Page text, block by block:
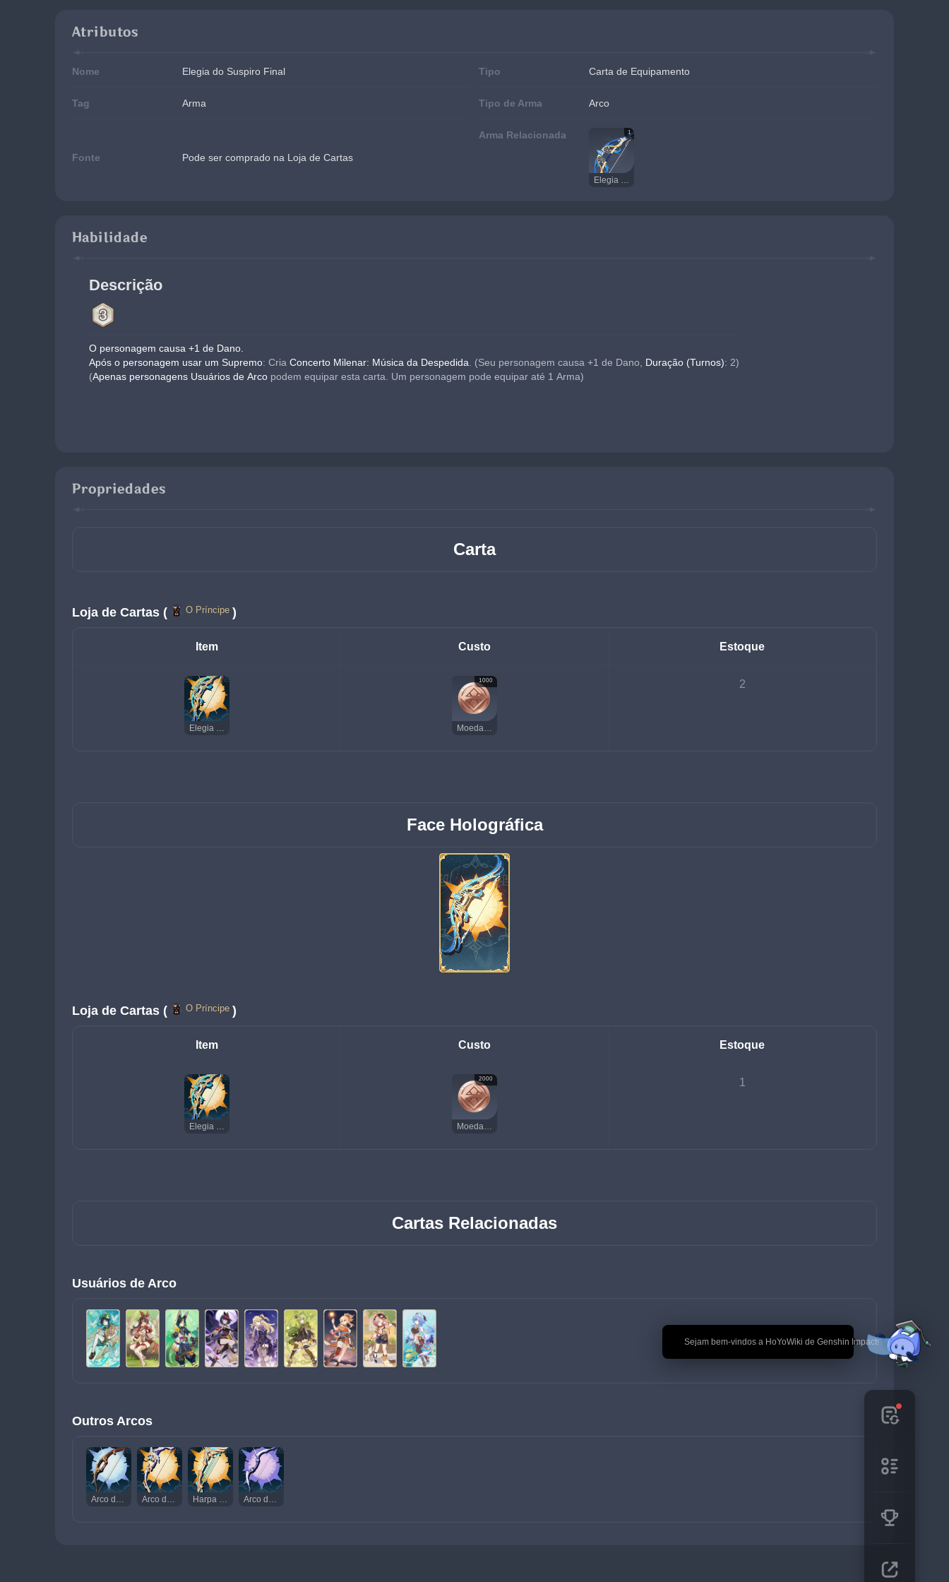
🎉 Sejam bem-vindos a HoYoWiki de Genshin Impact!
Atributos
Nome Elegia do Suspiro Final Tipo Carta de Equipamento
Tag Arma Tipo de Arma Arco
Fonte Pode ser comprado na Loja de Cartas
Arma Relacionada 1
Elegia do Suspiro Final
Habilidade
Descrição
O personagem causa +1 de Dano.
Após o personagem usar um Supremo: Cria Concerto Milenar: Música da Despedida . (Seu personagem causa +1 de Dano, Duração (Turnos): 2)
(Apenas personagens Usuários de Arco podem equipar esta carta. Um personagem pode equipar até 1 Arma)
Propriedades
Carta
Loja de Cartas ( O Príncipe )
Item Custo Estoque
Elegia do Suspiro Final
1000
Moedas da Sorte
2
Face Holográfica
Loja de Cartas ( O Príncipe )
Item Custo Estoque
Elegia do Suspiro Final
2000
Moedas da Sorte
1
Cartas Relacionadas
Usuários de Arco
Outros Arcos
Arco de Corvo Arco de Amos Harpa Celestial Arco do Sacrifício